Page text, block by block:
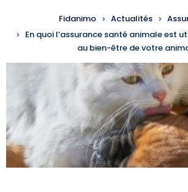
FIL
Fidanimo Actualités
En quoi l’assurance santé animale est
au bien-être de votre